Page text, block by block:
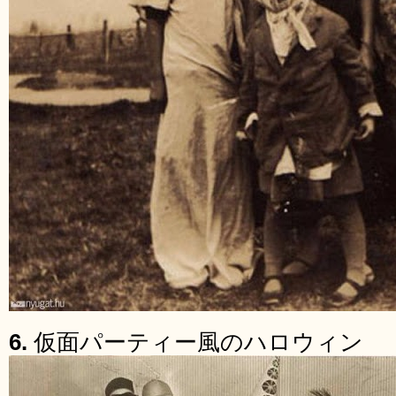
6. 仮面パーティー風のハロウィン